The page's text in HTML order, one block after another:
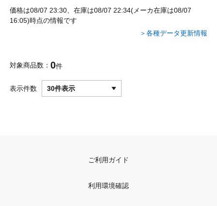
価格は08/07 23:30、在庫は08/07 22:34(メーカ在庫は08/07
16:05)時点の情報です
＞各種データ更新情報
対象商品数 0件
表示件数 30件表示
ご利用ガイド
利用環境確認